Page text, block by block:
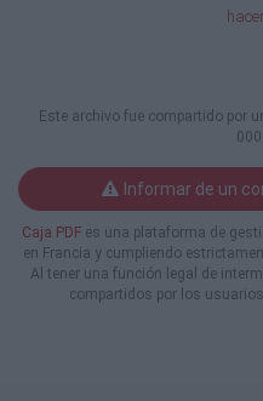
- Varices
- Hemorragias.
- Enfermedades de la
- Fiebre.
hacer
Este archivo fue compartido por
Informar de un
Caja PDF es una plataforma de
en Francia y cumpliendo
Al tener una función legal de
compartidos por los